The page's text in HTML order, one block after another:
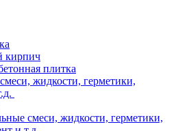
кирпич
плитка
жидкости, герметики,
смеси, жидкости, герметики,